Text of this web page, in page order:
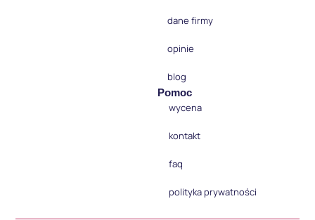
dane firmy
opinie
blog
Pomoc
wycena
kontakt
faq
polityka prywatności